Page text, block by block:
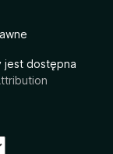
jest dostępna